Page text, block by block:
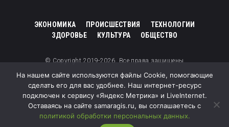
ЭКОНОМИКА ПРОИСШЕСТВИЯ
ТЕХНОЛОГИИ
ЗДОРОВЬЕ
КУЛЬТУРА ОБЩЕСТВО
© Copyright 2019-2026. Все права защищены
На нашем сайте используются файлы Cookie, помогающие
сделать его для вас удобнее. Наш интернет-ресурс
подключен к сервису «Яндекс Метрика» и LiveInternet.
Оставаясь на сайте samaragis.ru, вы соглашаетесь с
политикой обработки персональных данных.